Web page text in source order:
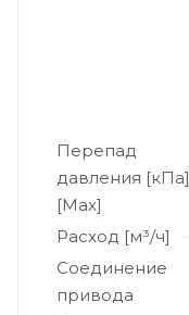
Перепад
давления [кПа]
[Max]
Расход [м³/ч]
Соединение
привода